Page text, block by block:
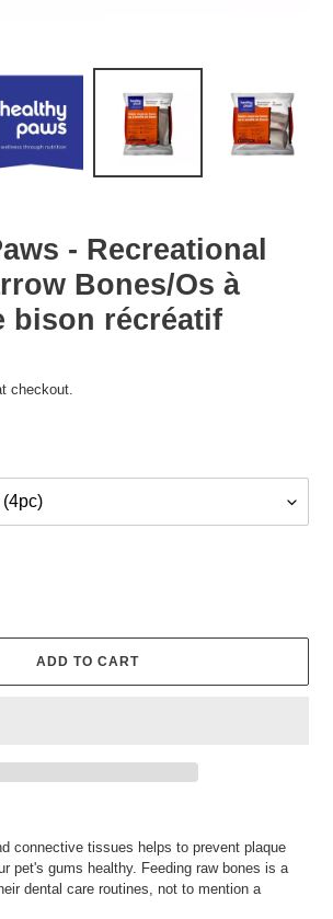
- Recreational
Bones/Os à
bison récréatif
checkout.
ADD TO CART
connective tissues helps to prevent plaque
pet's gums healthy. Feeding raw bones is a
dental care routines, not to mention a